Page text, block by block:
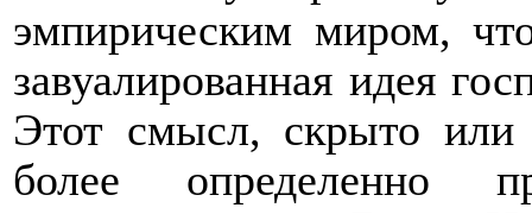
эмпирическим миром,
завуалированная идея
Этот смысл, скрыто или
более определенно